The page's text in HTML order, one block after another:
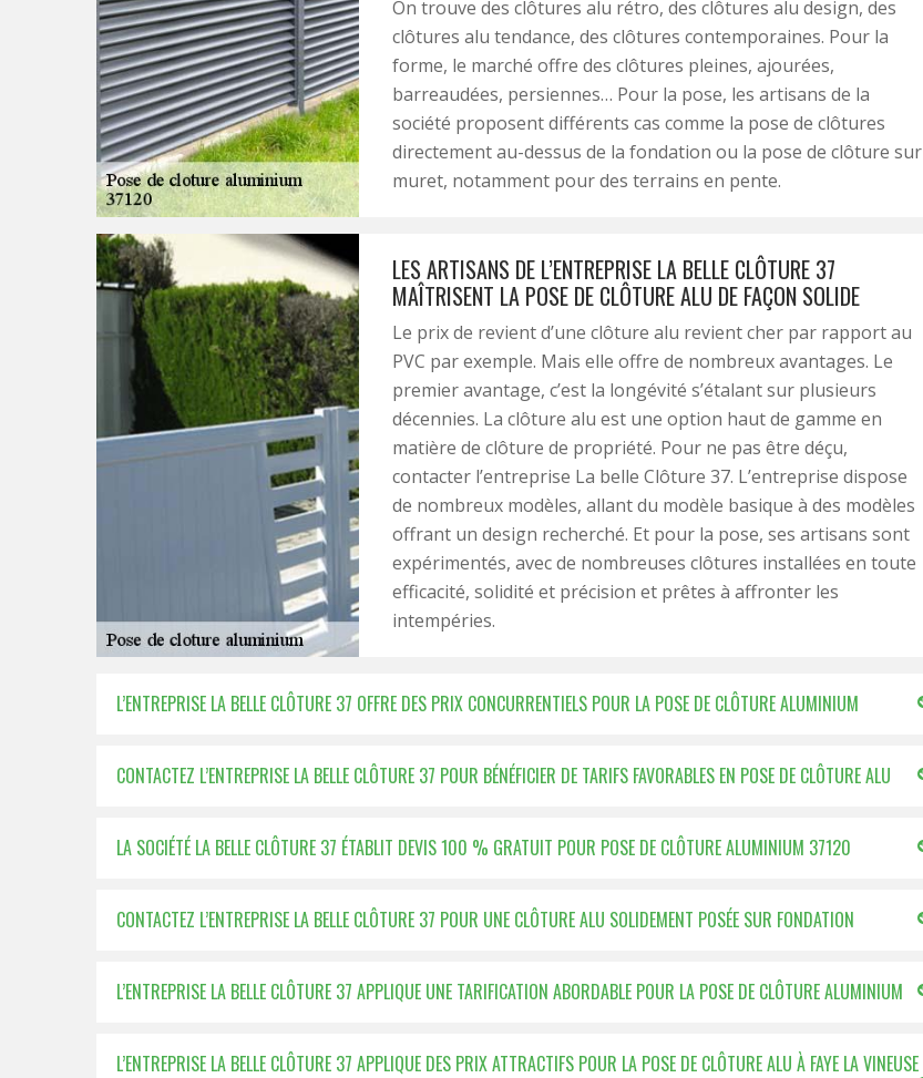
On trouve des clôtures alu rétro, des clôtures alu design, des
clôtures alu tendance, des clôtures contemporaines. Pour la
forme, le marché offre des clôtures pleines, ajourées,
barreaudées, persiennes… Pour la pose, les artisans de la
société proposent différents cas comme la pose de clôtures
directement au-dessus de la fondation ou la pose de clôture sur
muret, notamment pour des terrains en pente.
LES ARTISANS DE L’ENTREPRISE LA BELLE CLÔTURE 37
MAÎTRISENT LA POSE DE CLÔTURE ALU DE FAÇON SOLIDE
Le prix de revient d’une clôture alu revient cher par rapport au
PVC par exemple. Mais elle offre de nombreux avantages. Le
premier avantage, c’est la longévité s’étalant sur plusieurs
décennies. La clôture alu est une option haut de gamme en
matière de clôture de propriété. Pour ne pas être déçu,
contacter l’entreprise La belle Clôture 37. L’entreprise dispose
de nombreux modèles, allant du modèle basique à des modèles
offrant un design recherché. Et pour la pose, ses artisans sont
expérimentés, avec de nombreuses clôtures installées en toute
efficacité, solidité et précision et prêtes à affronter les
intempéries.
L’ENTREPRISE LA BELLE CLÔTURE 37 OFFRE DES PRIX CONCURRENTIELS POUR LA POSE DE CLÔTURE ALUMINIUM
CONTACTEZ L’ENTREPRISE LA BELLE CLÔTURE 37 POUR BÉNÉFICIER DE TARIFS FAVORABLES EN POSE DE CLÔTURE ALU
LA SOCIÉTÉ LA BELLE CLÔTURE 37 ÉTABLIT DEVIS 100 % GRATUIT POUR POSE DE CLÔTURE ALUMINIUM 37120
CONTACTEZ L’ENTREPRISE LA BELLE CLÔTURE 37 POUR UNE CLÔTURE ALU SOLIDEMENT POSÉE SUR FONDATION
L’ENTREPRISE LA BELLE CLÔTURE 37 APPLIQUE UNE TARIFICATION ABORDABLE POUR LA POSE DE CLÔTURE ALUMINIUM
L’ENTREPRISE LA BELLE CLÔTURE 37 APPLIQUE DES PRIX ATTRACTIFS POUR LA POSE DE CLÔTURE ALU À FAYE LA VINEUSE